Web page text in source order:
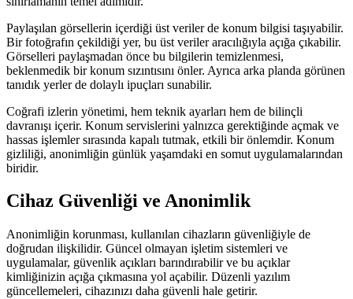
Paylaşılan görsellerin içerdiği üst veriler de konum bilgisi taşıyabilir.
Bir fotoğrafın çekildiği yer, bu üst veriler aracılığıyla açığa çıkabilir.
Görselleri paylaşmadan önce bu bilgilerin temizlenmesi,
beklenmedik bir konum sızıntısını önler. Ayrıca arka planda görünen
tanıdık yerler de dolaylı ipuçları sunabilir.
Coğrafi izlerin yönetimi, hem teknik ayarları hem de bilinçli
davranışı içerir. Konum servislerini yalnızca gerektiğinde açmak ve
hassas işlemler sırasında kapalı tutmak, etkili bir önlemdir. Konum
gizliliği, anonimliğin günlük yaşamdaki en somut uygulamalarından
biridir.
Cihaz Güvenliği ve Anonimlik
Anonimliğin korunması, kullanılan cihazların güvenliğiyle de
doğrudan ilişkilidir. Güncel olmayan işletim sistemleri ve
uygulamalar, güvenlik açıkları barındırabilir ve bu açıklar
kimliğinizin açığa çıkmasına yol açabilir. Düzenli yazılım
güncellemeleri, cihazınızı daha güvenli hale getirir.